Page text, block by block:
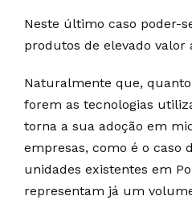
Neste último caso poder-
produtos de elevado valor
Naturalmente que,
forem as tecnologias
torna a sua adoção em
empresas, como é o caso
unidades existentes em
representam já um